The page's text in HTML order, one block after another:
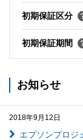
初期保証区分
初期保証期間
お知らせ
2018年9月12日
エプソンプロジ